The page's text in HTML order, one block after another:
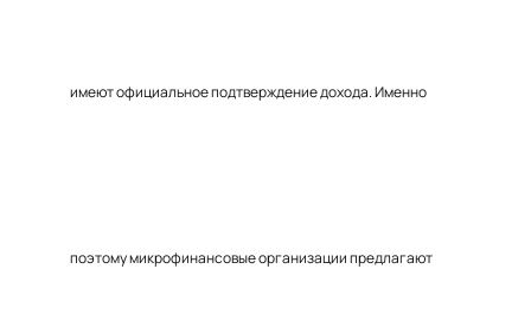
имеют официальное подтверждение дохода. Именно
поэтому микрофинансовые организации предлагают